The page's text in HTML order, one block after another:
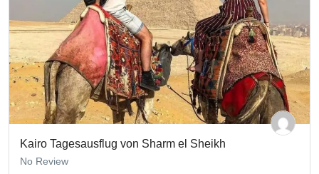
Kairo Tagesausflug von Sharm el Sheikh
No Review